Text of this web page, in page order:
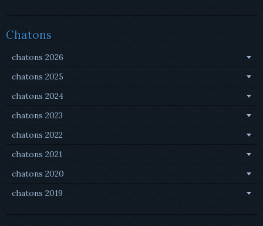
Chatons
chatons 2026
chatons 2025
chatons 2024
chatons 2023
chatons 2022
chatons 2021
chatons 2020
chatons 2019